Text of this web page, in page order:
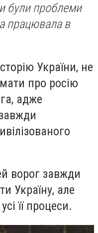
були проблеми
працювала в
України, не
про росію
адже
ворог завжди
Україну, але
її процеси.